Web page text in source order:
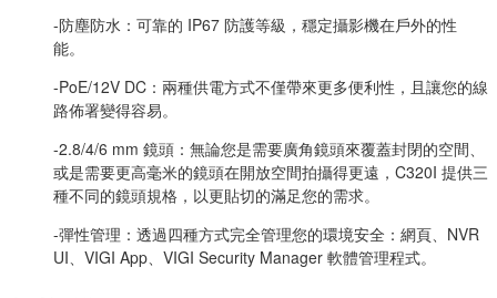
-防塵防水：可靠的 IP67 防護等級，穩定攝影機在戶外的性
能。
-PoE/12V DC：兩種供電方式不僅帶來更多便利性，且讓您的線
路佈署變得容易。
-2.8/4/6 mm 鏡頭：無論您是需要廣角鏡頭來覆蓋封閉的空間、
或是需要更高毫米的鏡頭在開放空間拍攝得更遠，C320I 提供三
種不同的鏡頭規格，以更貼切的滿足您的需求。
-彈性管理：透過四種方式完全管理您的環境安全：網頁、NVR
UI、VIGI App、VIGI Security Manager 軟體管理程式。